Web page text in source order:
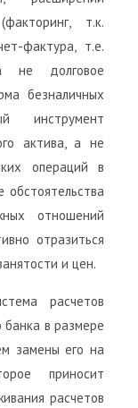
т.к.
фактура, т.е.
не долговое
безналичных
инструмент
актива, а не
операций в
отношений
отразиться
и цен.
расчетов
банка в размере
замены его на
приносит
расчетов